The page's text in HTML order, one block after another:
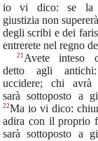
io vi dico: se la
giustizia non
degli scribi e dei
entrerete nel regno
21 Avete inteso
detto agli
uccidere; chi avrà
sarà sottoposto a
22Ma io vi dico:
adira con il proprio
sarà sottoposto a